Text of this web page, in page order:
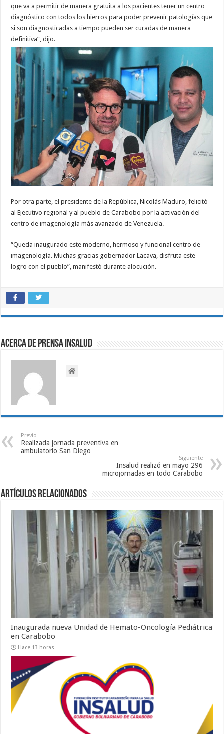
que va a permitir de manera gratuita a los pacientes tener un centro
diagnóstico con todos los hierros para poder prevenir patologías que
si son diagnosticadas a tiempo pueden ser curadas de manera
definitiva”, dijo.
Por otra parte, el presidente de la República, Nicolás Maduro, felicitó
al Ejecutivo regional y al pueblo de Carabobo por la activación del
centro de imagenología más avanzado de Venezuela.
“Queda inaugurado este moderno, hermoso y funcional centro de
imagenología. Muchas gracias gobernador Lacava, disfruta este
logro con el pueblo”, manifestó durante alocución.
Acerca de Prensa INSALUD
Previo
Realizada jornada preventiva en
ambulatorio San Diego
Siguiente
Insalud realizó en mayo 296
microjornadas en todo Carabobo
Artículos relacionados
Inaugurada nueva Unidad de Hemato-Oncología Pediátrica
en Carabobo
Hace 13 horas